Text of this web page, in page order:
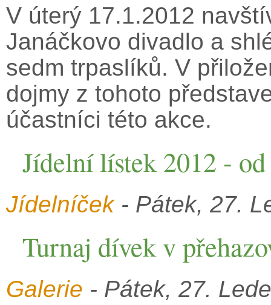
V úterý 17.1.2012
Janáčkovo divadlo a
sedm trpaslíků. V
dojmy z tohoto
účastníci této akce.
Jídelní lístek 2012 -
Jídelníček- Pátek, 27.
Turnaj dívek v
Galerie - Pátek, 27.